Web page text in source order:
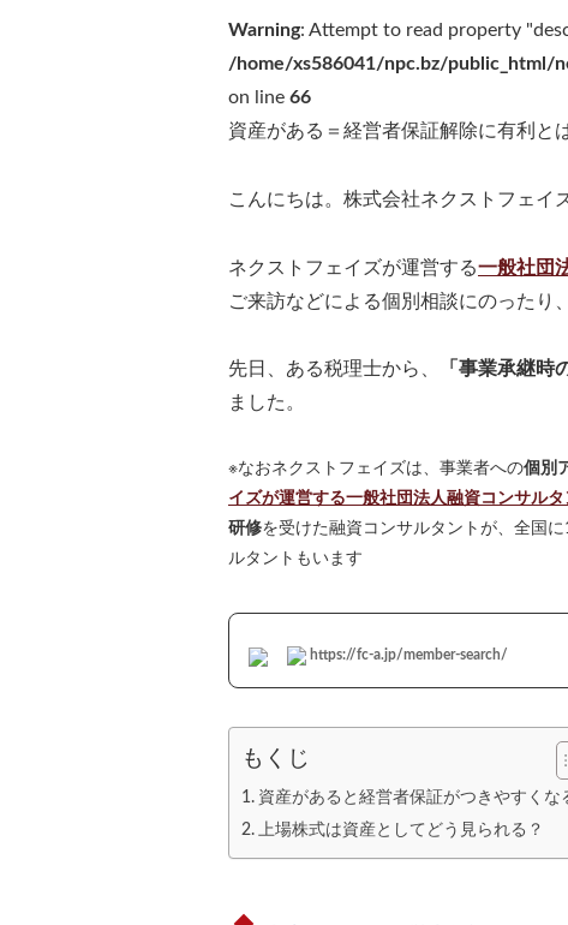
Warning: Attempt to read property
/home/xs586041/npc.bz/public_html/
on line 66
資産がある＝経営者保証解除に有利と
こんにちは。株式会社ネクストフェイ
ネクストフェイズが運営する一般社団
ご来訪などによる個別相談にのったり
先日、ある税理士から、 「事業承継時
ました。
※なおネクストフェイズは、事業者への個別
イズが運営する一般社団法人融資コンサル
研修を受けた融資コンサルタントが、全国に
ルタントもいます
https://fc-a.jp/member-search/
もくじ
資産があると経営者保証がつきやすくな
上場株式は資産としてどう見られる？